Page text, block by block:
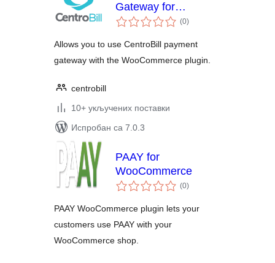
Gateway for
WooCommerce
(0укупних
оцена
)
Allows you to use CentroBill payment
gateway with the WooCommerce plugin.
centrobill
10+ укључених поставки
Испробан са 7.0.3
PAAY for
WooCommerce
(0укупних
оцена
)
PAAY WooCommerce plugin lets your
customers use PAAY with your
WooCommerce shop.